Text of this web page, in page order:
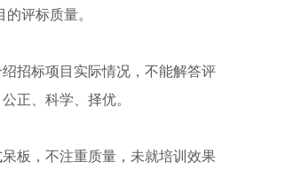
评标质量。
招标项目实际情况，不能解答评
正、科学、择优。
板，不注重质量，未就培训效果